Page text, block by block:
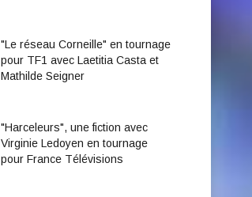
"Le réseau Corneille" en tournage
pour TF1 avec Laetitia Casta et
Mathilde Seigner
"Harceleurs", une fiction avec
Virginie Ledoyen en tournage
pour France Télévisions